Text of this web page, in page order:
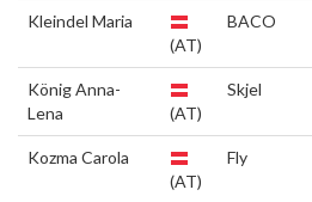
Kleindel Maria
(AT)
BACO
König Anna-
Lena
(AT)
Skjel
Kozma Carola
(AT)
Fly